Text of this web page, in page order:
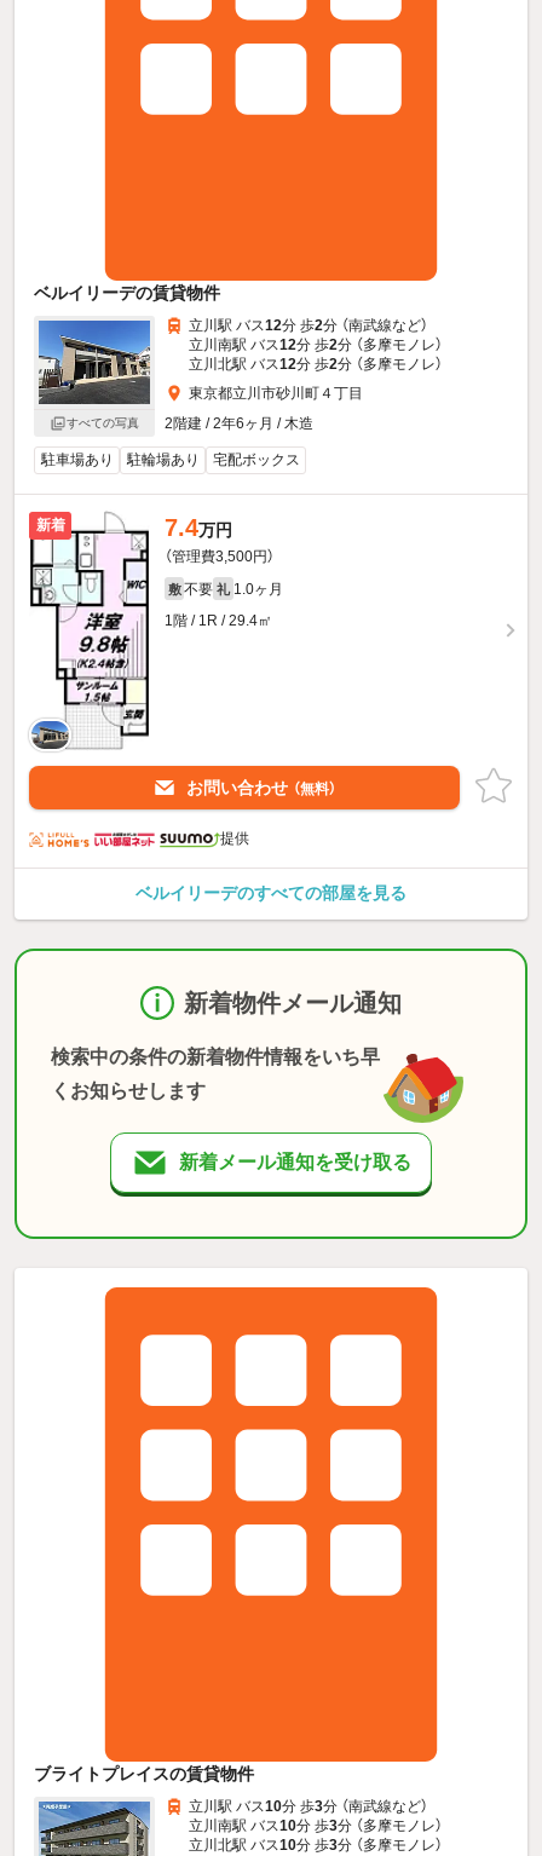
ベルイリーデの賃貸物件
すべての写真
立川駅 バス12分 歩2分 （南武線など）
立川南駅 バス12分 歩2分 （多摩モノレ）
立川北駅 バス12分 歩2分 （多摩モノレ）
東京都立川市砂川町４丁目
2階建 / 2年6ヶ月 / 木造
駐車場あり 駐輪場あり 宅配ボックス
新着 7.4万円
（管理費3,500円）
敷 不要 礼 1.0ヶ月
1階 / 1R / 29.4㎡
お問い合わせ （無料）
提供
ベルイリーデのすべての部屋を見る
新着物件メール通知
検索中の条件の新着物件情報をいち早
くお知らせします
新着メール通知を受け取る
ブライトプレイスの賃貸物件
立川駅 バス10分 歩3分 （南武線など）
立川南駅 バス10分 歩3分 （多摩モノレ）
立川北駅 バス10分 歩3分 （多摩モノレ）